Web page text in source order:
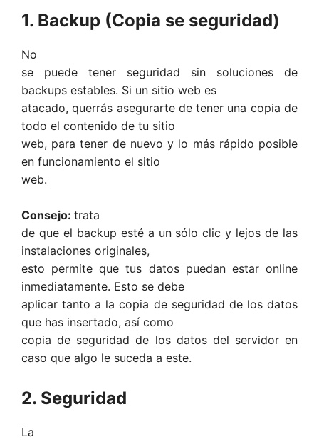
1. Backup (Copia se seguridad)
No
se puede tener seguridad sin soluciones de
backups estables. Si un sitio web es
atacado, querrás asegurarte de tener una copia de
todo el contenido de tu sitio
web, para tener de nuevo y lo más rápido posible
en funcionamiento el sitio
web.
Consejo: trata
de que el backup esté a un sólo clic y lejos de las
instalaciones originales,
esto permite que tus datos puedan estar online
inmediatamente. Esto se debe
aplicar tanto a la copia de seguridad de los datos
que has insertado, así como
copia de seguridad de los datos del servidor en
caso que algo le suceda a este.
2. Seguridad
La